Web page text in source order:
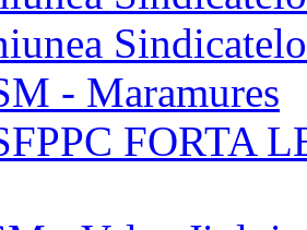
- Maramures
FORTA